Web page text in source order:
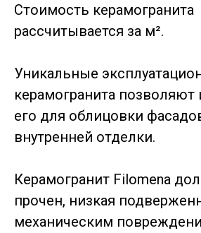
Стоимость керамогранита
рассчитывается за м².
Уникальные
керамогранита позволяют
его для облицовки
внутренней отделки.
Керамогранит Filomena
прочен, низкая
механическим